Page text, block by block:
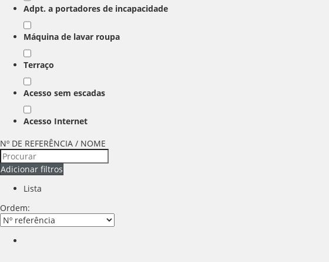
Adpt. a portadores de incapacidade
Máquina de lavar roupa
Terraço
Acesso sem escadas
Acesso Internet
Nº DE REFERÊNCIA / NOME
Adicionar filtros
Lista
Ordem: